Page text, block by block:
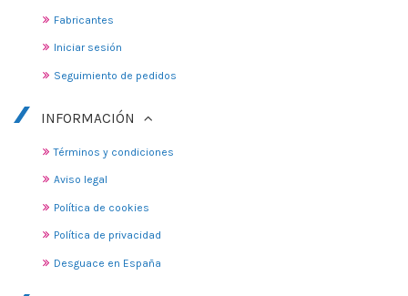
Fabricantes
Iniciar sesión
Seguimiento de pedidos
INFORMACIÓN
Términos y condiciones
Aviso legal
Política de cookies
Política de privacidad
Desguace en España